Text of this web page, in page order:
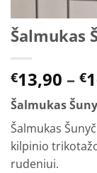
Šalmukas
€13,90 – €
Šalmukas
Šalmukas
kilpinio
rudeniui.